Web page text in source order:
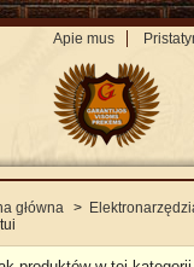
Apie mus
główna >